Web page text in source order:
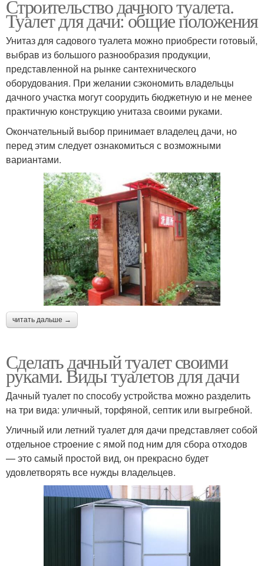
Строительство дачного туалета.
Туалет для дачи: общие положения
Унитаз для садового туалета можно приобрести готовый,
выбрав из большого разнообразия продукции,
представленной на рынке сантехнического
оборудования. При желании сэкономить владельцы
дачного участка могут соорудить бюджетную и не менее
практичную конструкцию унитаза своими руками.
Окончательный выбор принимает владелец дачи, но
перед этим следует ознакомиться с возможными
вариантами.
читать дальше →
Сделать дачный туалет своими
руками. Виды туалетов для дачи
Дачный туалет по способу устройства можно разделить
на три вида: уличный, торфяной, септик или выгребной.
Уличный или летний туалет для дачи представляет собой
отдельное строение с ямой под ним для сбора отходов
— это самый простой вид, он прекрасно будет
удовлетворять все нужды владельцев.